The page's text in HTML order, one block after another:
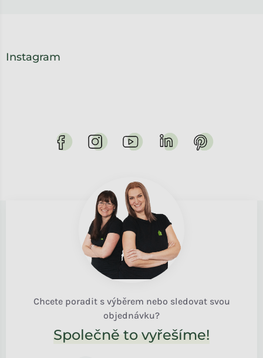
Instagram
Chcete poradit s výběrem nebo sledovat svou
objednávku?
Společně to vyřešíme!